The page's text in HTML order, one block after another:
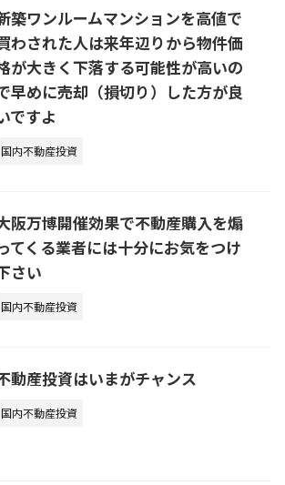
築ワンルームマンションを高値で
わされた人は来年辺りから物件価
が大きく下落する可能性が高いの
早めに売却（損切り）した方が良
ですよ
国内不動産投資
阪万博開催効果で不動産購入を煽
てくる業者には十分にお気をつけ
さい
国内不動産投資
動産投資はいまがチャンス
国内不動産投資